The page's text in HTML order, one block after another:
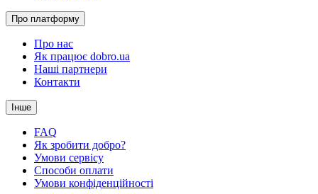
Про платформу
Про нас
Як працює dobro.ua
Наші партнери
Контакти
Інше
FAQ
Як зробити добро?
Умови сервісу
Способи оплати
Умови конфіденційності